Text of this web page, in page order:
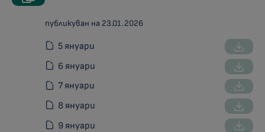
публикуван на 23.01.2026
5 януари
6 януари
7 януари
8 януари
9 януари